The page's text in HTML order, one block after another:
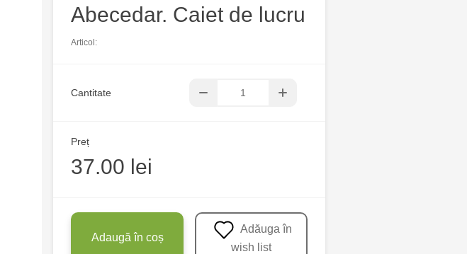
Abecedar. Caiet de lucru
Articol:
Cantitate
Preț
37.00 lei
Adaugă în coș
wish list